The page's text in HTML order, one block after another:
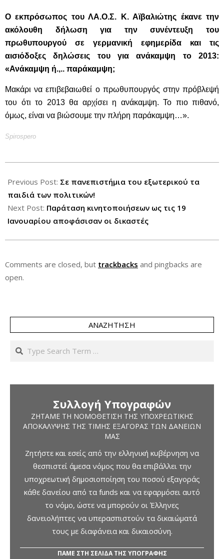
Ο εκπρόσωπος του ΛΑ.Ο.Σ. Κ. Αϊβαλιώτης έκανε την
ακόλουθη δήλωση για την συνέντευξη του
πρωθυπουργού σε γερμανική εφημερίδα και τις
αισιόδοξες δηλώσεις του για ανάκαμψη το 2013:
«Ανάκαμψη ή.,.. παράκαμψη;
Μακάρι να επιβεβαιωθεί ο πρωθυπουργός στην πρόβλεψή
του ότι το 2013 θα αρχίσει η ανάκαμψη. Το πιο πιθανό,
όμως, είναι να βιώσουμε την πλήρη παράκαμψη…».
Spirospero
12-
08
Previous Post: Σε πανεπιστήμια του εξωτερικού τα
παιδιά των πολιτικών!
Next Post: Παράταση κινητοποιήσεων ως τις 19
Ιανουαρίου αποφάσισαν οι δικαστές
Comments are closed, but trackbacks and pingbacks are
open.
ΑΝΑΖΉΤΗΣΗ
Search
Συλλογή Υπογραφών
ΖΗΤΆΜΕ ΤΗ ΝΟΜΟΘΈΤΙΣΗ ΤΗΣ ΥΠΟΧΡΕΩΤΙΚΉΣ
ΑΠΟΚΆΛΥΨΗΣ ΤΗΣ ΤΙΜΉΣ ΕΞΑΓΟΡΆΣ ΤΩΝ ΔΑΝΕΊΩΝ
ΜΑΣ
Ζητήστε και εσείς από την ελληνική κυβέρνηση να
θεσπιστεί άμεσα νόμος που θα επιβάλλει την
υποχρεωτική δημοσιοποίηση του ποσού εξαγοράς
κάθε δανείου από τα funds και να εφαρμόσει αυτό
το νόμο, ώστε να μπορούν οι Έλληνες
δανειολήπτες να υπερασπιστούν τα δικαιώματά
τους με διαφάνεια και δικαιοσύνη.
ΠΑΜΕ ΣΤΗ ΣΕΛΙΔΑ ΤΗΣ ΥΠΟΓΡΑΦΗΣ